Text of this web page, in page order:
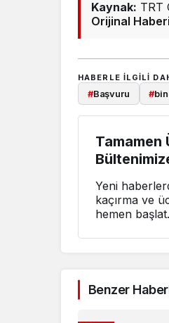
Kaynak: TRT
Orijinal
HABERLE ILGILI
#Başvuru #
Tamamen
Yeni
kaçırma ve
hemen başlat.
Benzer